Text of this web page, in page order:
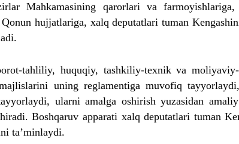
Mahkamasining qarorlari va
hujjatlariga, xalq deputatlari tuman
tahliliy, huquqiy, tashkiliy-texnik va
uning reglamentiga muvofiq
ularni amalga oshirish yuzasidan
Boshqaruv apparati xalq deputatlari tuman
ta’minlaydi.